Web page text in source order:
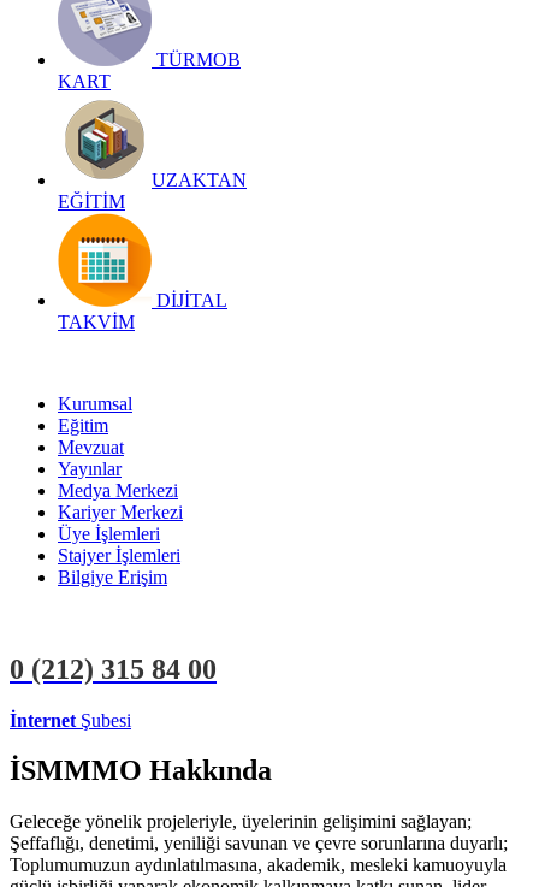
TÜRMOB
KART
UZAKTAN
EĞİTİM
DİJİTAL
TAKVİM
Kurumsal
Eğitim
Mevzuat
Yayınlar
Medya Merkezi
Kariyer Merkezi
Üye İşlemleri
Stajyer İşlemleri
Bilgiye Erişim
0 (212) 315 84 00
İnternet Şubesi
İSMMMO Hakkında
Geleceğe yönelik projeleriyle, üyelerinin gelişimini sağlayan;
Şeffaflığı, denetimi, yeniliği savunan ve çevre sorunlarına duyarlı;
Toplumumuzun aydınlatılmasına, akademik, mesleki kamuoyuyla